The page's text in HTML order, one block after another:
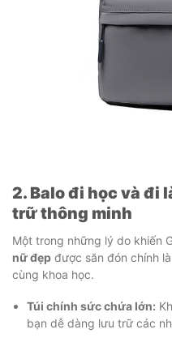
2. Balo đi học và đi
trữ thông minh
Một trong những lý do khiến
nữ đẹp được săn đón chính
cùng khoa học.
Túi chính sức chứa lớn:
bạn dễ dàng lưu trữ các